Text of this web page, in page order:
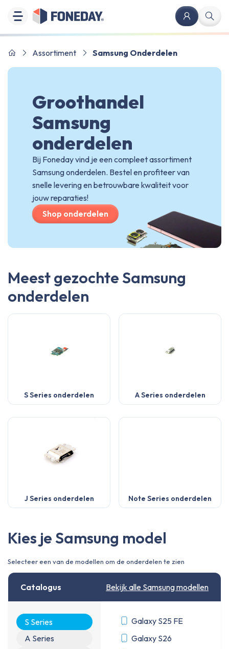
Assortiment Samsung Onderdelen
Groothandel
Samsung
onderdelen
Bij Foneday vind je een compleet assortiment
Samsung onderdelen. Bestel en profiteer van
snelle levering en betrouwbare kwaliteit voor
jouw reparaties!
Shop onderdelen
Meest gezochte Samsung
onderdelen
S Series onderdelen A Series onderdelen
J Series onderdelen Note Series onderdelen
Kies je Samsung model
Selecteer een van de modellen om de onderdelen te zien
Catalogus Bekijk alle Samsung modellen
S Series
A Series
Galaxy S25 FE
Galaxy S26